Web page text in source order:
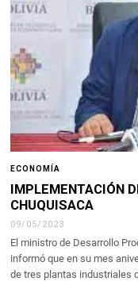
ECONOMÍA
IMPLEMENTACIÓN
CHUQUISACA
09/05/2023
El ministro de Desarrollo
informó que en su mes
de tres plantas industriales